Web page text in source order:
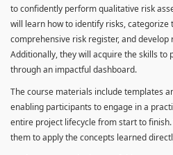
to confidently perform qualitative risk
will learn how to identify risks,
comprehensive risk register, and
Additionally, they will acquire the skills to
through an impactful dashboard.
The course materials include templates
enabling participants to engage in a
entire project lifecycle from start to
them to apply the concepts learned